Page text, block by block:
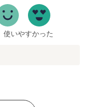
使いやすかった